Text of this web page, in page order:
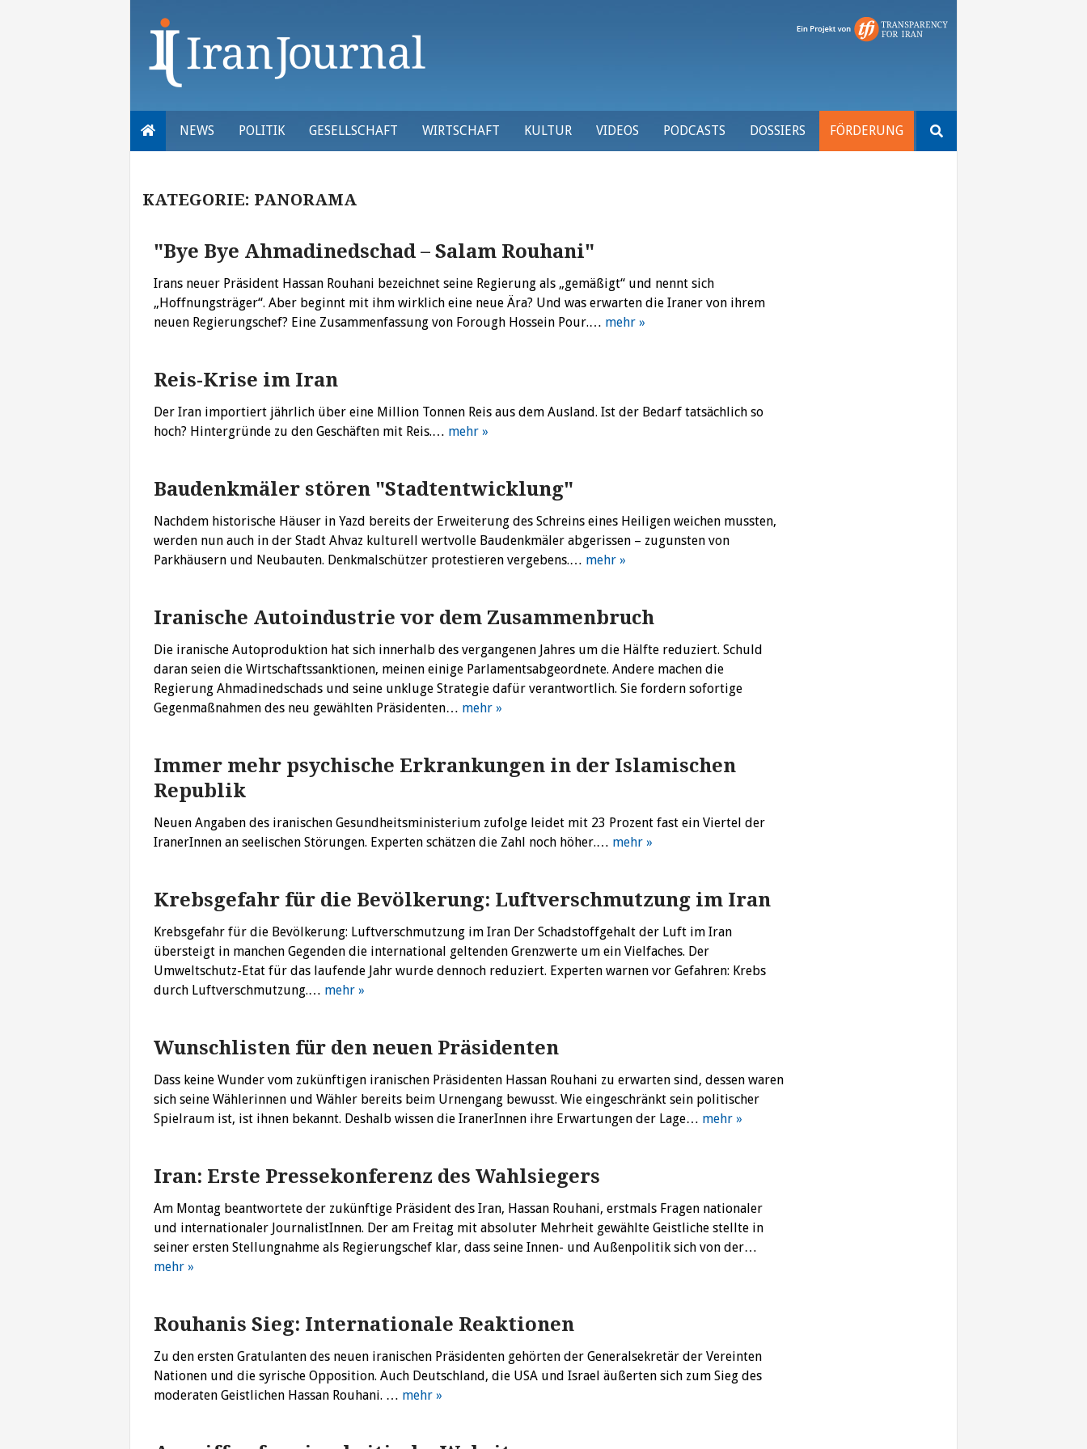
NEWS POLITIK GESELLSCHAFT WIRTSCHAFT KULTUR VIDEOS PODCASTS DOSSIERS FÖRDERUNG
nach:
KATEGORIE: PANORAMA
"Bye Bye Ahmadinedschad – Salam Rouhani"
Irans neuer Präsident Hassan Rouhani bezeichnet seine Regierung als „gemäßigt“ und nennt sich
„Hoffnungsträger“. Aber beginnt mit ihm wirklich eine neue Ära? Und was erwarten die Iraner von ihrem
neuen Regierungschef? Eine Zusammenfassung von Forough Hossein Pour.… mehr »
Reis-Krise im Iran
Der Iran importiert jährlich über eine Million Tonnen Reis aus dem Ausland. Ist der Bedarf tatsächlich so
hoch? Hintergründe zu den Geschäften mit Reis.… mehr »
Baudenkmäler stören "Stadtentwicklung"
Nachdem historische Häuser in Yazd bereits der Erweiterung des Schreins eines Heiligen weichen mussten,
werden nun auch in der Stadt Ahvaz kulturell wertvolle Baudenkmäler abgerissen – zugunsten von
Parkhäusern und Neubauten. Denkmalschützer protestieren vergebens.… mehr »
Iranische Autoindustrie vor dem Zusammenbruch
Die iranische Autoproduktion hat sich innerhalb des vergangenen Jahres um die Hälfte reduziert. Schuld
daran seien die Wirtschaftssanktionen, meinen einige Parlamentsabgeordnete. Andere machen die
Regierung Ahmadinedschads und seine unkluge Strategie dafür verantwortlich. Sie fordern sofortige
Gegenmaßnahmen des neu gewählten Präsidenten… mehr »
Immer mehr psychische Erkrankungen in der Islamischen
Republik
Neuen Angaben des iranischen Gesundheitsministerium zufolge leidet mit 23 Prozent fast ein Viertel der
IranerInnen an seelischen Störungen. Experten schätzen die Zahl noch höher.… mehr »
Krebsgefahr für die Bevölkerung: Luftverschmutzung im Iran
Krebsgefahr für die Bevölkerung: Luftverschmutzung im Iran Der Schadstoffgehalt der Luft im Iran
übersteigt in manchen Gegenden die international geltenden Grenzwerte um ein Vielfaches. Der
Umweltschutz-Etat für das laufende Jahr wurde dennoch reduziert. Experten warnen vor Gefahren: Krebs
durch Luftverschmutzung.… mehr »
Wunschlisten für den neuen Präsidenten
Dass keine Wunder vom zukünftigen iranischen Präsidenten Hassan Rouhani zu erwarten sind, dessen waren
sich seine Wählerinnen und Wähler bereits beim Urnengang bewusst. Wie eingeschränkt sein politischer
Spielraum ist, ist ihnen bekannt. Deshalb wissen die IranerInnen ihre Erwartungen der Lage… mehr »
Iran: Erste Pressekonferenz des Wahlsiegers
Am Montag beantwortete der zukünftige Präsident des Iran, Hassan Rouhani, erstmals Fragen nationaler
und internationaler JournalistInnen. Der am Freitag mit absoluter Mehrheit gewählte Geistliche stellte in
seiner ersten Stellungnahme als Regierungschef klar, dass seine Innen- und Außenpolitik sich von der…
mehr »
Rouhanis Sieg: Internationale Reaktionen
Zu den ersten Gratulanten des neuen iranischen Präsidenten gehörten der Generalsekretär der Vereinten
Nationen und die syrische Opposition. Auch Deutschland, die USA und Israel äußerten sich zum Sieg des
moderaten Geistlichen Hassan Rouhani. … mehr »